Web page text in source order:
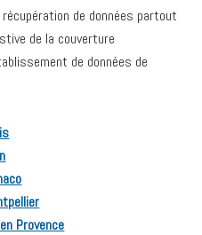
de données partout
de la couverture
de données de
Provence